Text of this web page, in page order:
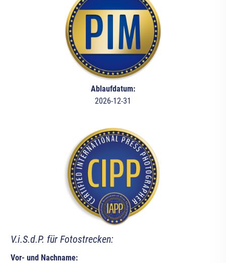
Ablaufdatum:
2026-12-31
V.i.S.d.P. für Fotostrecken:
Vor- und Nachname: